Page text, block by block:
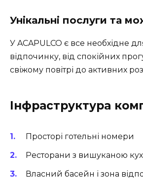
Унікальні послуги та
У ACAPULCO є все необхідне
відпочинку, від спокійних
свіжому повітрі до активних
Інфраструктура
Просторі готельні номери
Ресторани з вишуканою
Власний басейн і зона